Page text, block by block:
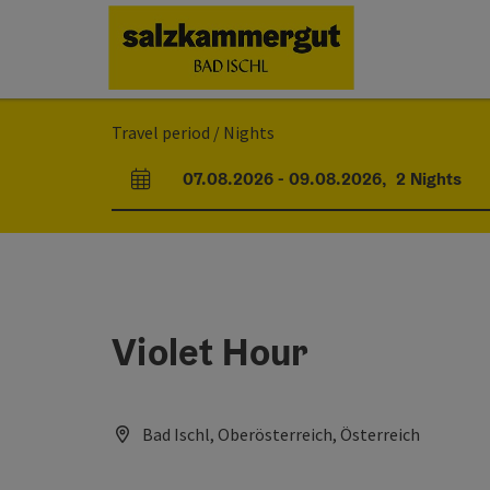
Travel period / Nights
arrival and departure fields
07.08.2026- 09.08.2026, 2 Nights
Violet Hour
Bad Ischl, Oberösterreich, Österreich